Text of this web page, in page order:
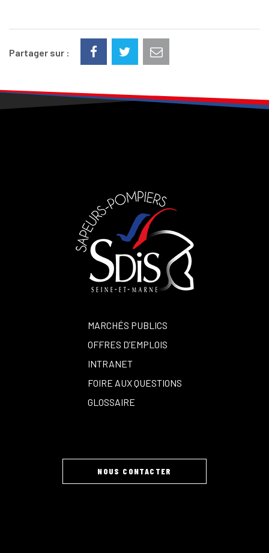
Partager sur :
MARCHÉS PUBLICS
OFFRES D’EMPLOIS
INTRANET
FOIRE AUX QUESTIONS
GLOSSAIRE
NOUS CONTACTER